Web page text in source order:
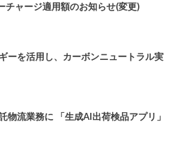
ャージ適用額のお知らせ(変更)
ーを活用し、カーボンニュートラル実
物流業務に 「生成AI出荷検品アプリ」